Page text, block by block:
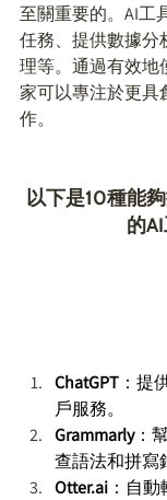
至關重要的。AI工
任務、提供數據分
理等。通過有效地
家可以專注於更具
作。
以下是10種能
的AI
ChatGPT ：提
戶服務。
Grammarly：
查語法和拼寫
Otter.ai ：自